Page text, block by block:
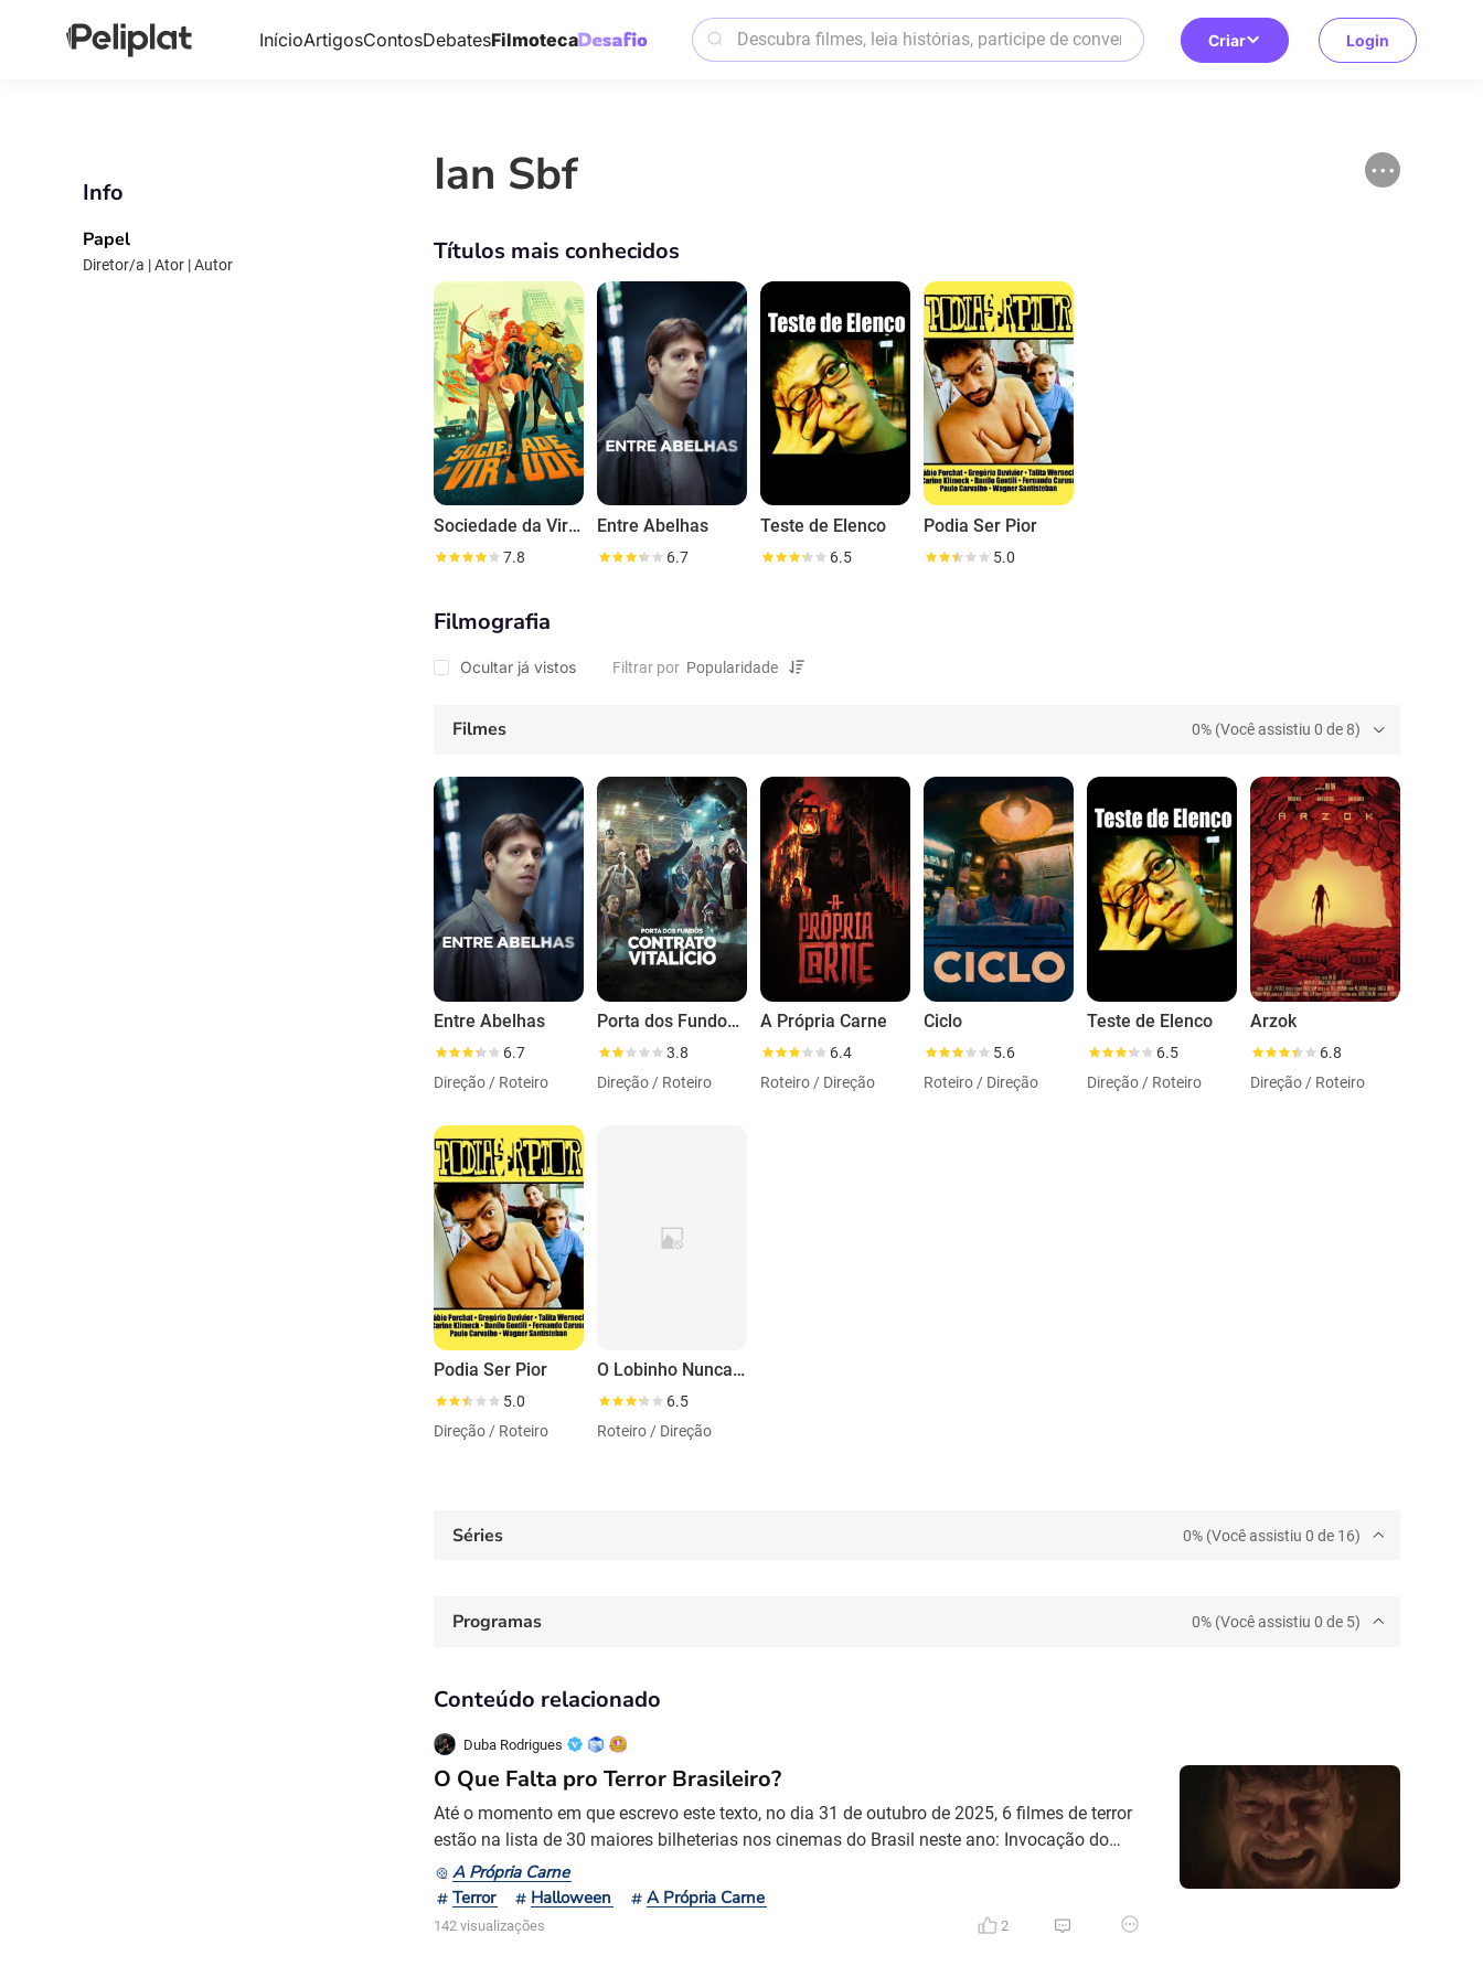
InícioArtigosContosDebatesFilmoteca Criar Login
Info
Papel
Diretor/a | Ator | Autor
Ian Sbf
Títulos mais conhecidos
Sociedade da Virtude
7.8
Entre Abelhas
6.7
Teste de Elenco
6.5
Podia Ser Pior
5.0
Filmografia
Ocultar já vistos Filtrar por
Filmes 0% (Você assistiu 0 de 8)
Entre Abelhas
6.7
Direção / Roteiro
Porta dos Fundos: Contrato Vitalício
3.8
Direção / Roteiro
A Própria Carne
6.4
Roteiro / Direção
Ciclo
5.6
Roteiro / Direção
Teste de Elenco
6.5
Direção / Roteiro
Arzok
6.8
Direção / Roteiro
Podia Ser Pior
5.0
Direção / Roteiro
O Lobinho Nunca Mente
6.5
Roteiro / Direção
Séries 0% (Você assistiu 0 de 16)
Programas 0% (Você assistiu 0 de 5)
Conteúdo relacionado
Duba Rodrigues
O Que Falta pro Terror Brasileiro?
Até o momento em que escrevo este texto, no dia 31 de outubro de 2025, 6 filmes de terror
estão na lista de 30 maiores bilheterias nos cinemas do Brasil neste ano: Invocação do
Mal 4 (Michael Chaves), Premonição 6 (Zach Lipovsky e Adam Stein), A Hora do Mal (Zach
Cregger), Nosferatu (Robert Eggers), Pecadores (Ryan Coogler) e O Telefone Preto 2 (Scott
Derickson). Entre os destaques que estreiam ne
A Própria Carne
Terror
Halloween A Própria Carne
142 visualizações 2